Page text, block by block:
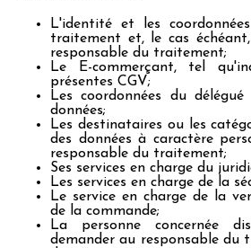
L'identité et les
traitement et, le cas
responsable du traitement;
Le E-commerçant, tel
présentes CGV;
Les coordonnées du
données;
Les destinataires ou les
des données à caractère
responsable du traitement;
Ses services en charge du
Les services en charge de la
Le service en charge de la
de la commande;
La personne concernée
demander au responsable du